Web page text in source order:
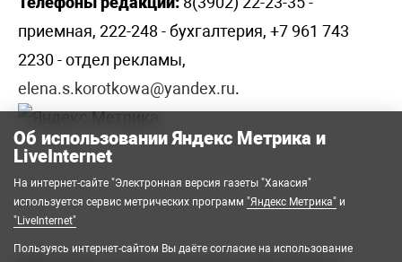
приемная, 222-248 - бухгалтерия, +7 961 743
2230 - отдел рекламы,
elena.s.korotkowa@yandex.ru.
Об использовании Яндекс Метрика и
LiveInternet
На интернет-сайте "Электронная версия газеты "Хакасия"
используется сервис метрических программ "Яндекс Метрика" и
"LiveInternet"
Пользуясь интернет-сайтом Вы даёте согласие на использование